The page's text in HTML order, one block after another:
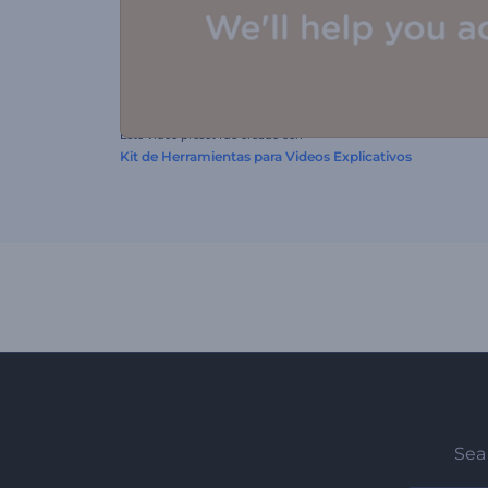
Este video preset fue creado con
Kit de Herramientas para Videos Explicativos